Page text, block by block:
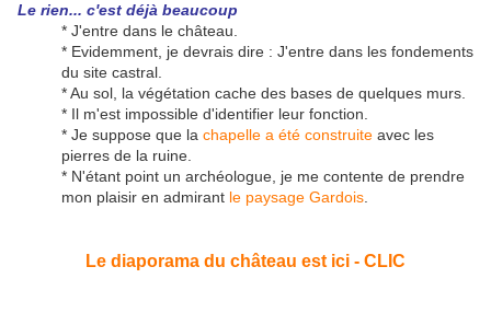
Le rien... c'est déjà beaucoup
* J'entre dans le château.
* Evidemment, je devrais dire : J'entre dans les fondements
du site castral.
* Au sol, la végétation cache des bases de quelques murs.
* Il m'est impossible d'identifier leur fonction.
* Je suppose que la chapelle a été construite avec les
pierres de la ruine.
* N'étant point un archéologue, je me contente de prendre
mon plaisir en admirant le paysage Gardois
Le diaporama du château est ici - CLIC